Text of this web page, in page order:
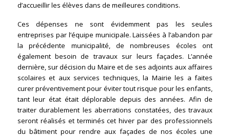
d’accueillir les élèves dans de meilleures conditions.
Ces dépenses ne sont évidemment pas les seules
entreprises par l’équipe municipale. Laissées à l’abandon par
la précédente municipalité, de nombreuses écoles ont
également besoin de travaux sur leurs façades. L’année
dernière, sur décision du Maire et de ses adjoints aux affaires
scolaires et aux services techniques, la Mairie les a faites
curer préventivement pour éviter tout risque pour les enfants,
tant leur état était déplorable depuis des années. Afin de
traiter durablement les aberrations constatées, des travaux
seront réalisés et terminés cet hiver par des professionnels
du bâtiment pour rendre aux façades de nos écoles une